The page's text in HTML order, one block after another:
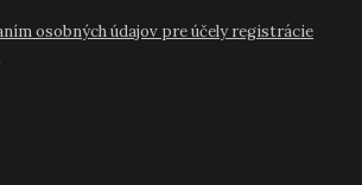
osobných údajov pre účely registrácie